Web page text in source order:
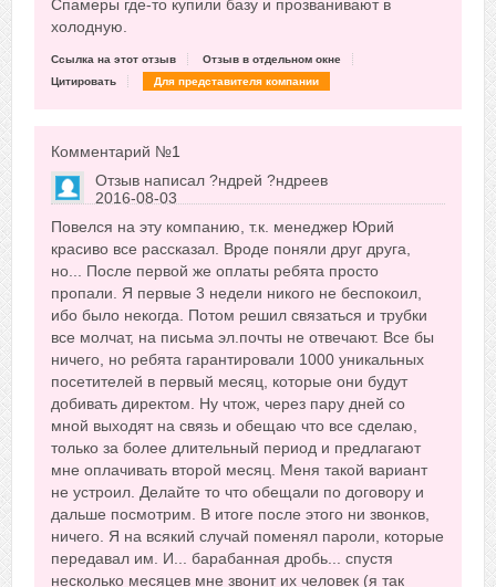
+1
Спамеры где-то купили базу и прозванивают в
холодную.
Ссылка на этот отзыв
Отзыв в отдельном окне
Цитировать
Для представителя компании
Комментарий №1
Отзыв написал ?ндрей ?ндреев
2016-08-03
-1
Сказать друзьям об отзыве
Повелся на эту компанию, т.к. менеджер Юрий
красиво все рассказал. Вроде поняли друг друга,
но... После первой же оплаты ребята просто
пропали. Я первые 3 недели никого не беспокоил,
ибо было некогда. Потом решил связаться и трубки
все молчат, на письма эл.почты не отвечают. Все бы
ничего, но ребята гарантировали 1000 уникальных
посетителей в первый месяц, которые они будут
добивать директом. Ну чтож, через пару дней со
мной выходят на связь и обещаю что все сделаю,
только за более длительный период и предлагают
мне оплачивать второй месяц. Меня такой вариант
не устроил. Делайте то что обещали по договору и
дальше посмотрим. В итоге после этого ни звонков,
ничего. Я на всякий случай поменял пароли, которые
передавал им. И... барабанная дробь... спустя
несколько месяцев мне звонит их человек (я так